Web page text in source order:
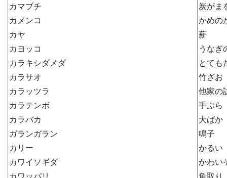
カマブチ
炭がま
カメンコ
かめの
カヤ
薪
カヨッコ
うなぎ
カラキシダメダ
とても
カラサオ
竹ざお
カラッツラ
他家の
カラテンボ
手ぶら
カラバカ
大ばか
ガランガラン
鳴子
カリー
かるい
カワイソギダ
かわい
カワッパリ
魚取り